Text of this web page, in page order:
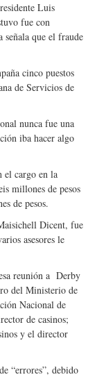
Luis
fue con
señala que el fraude
cinco puestos
de Servicios de
nunca fue una
iba hacer algo
el cargo en la
millones de pesos
de pesos.
Dicent, fue
asesores le
reunión a Derby
del Ministerio de
Nacional de
de casinos;
y el director
“errores”, debido